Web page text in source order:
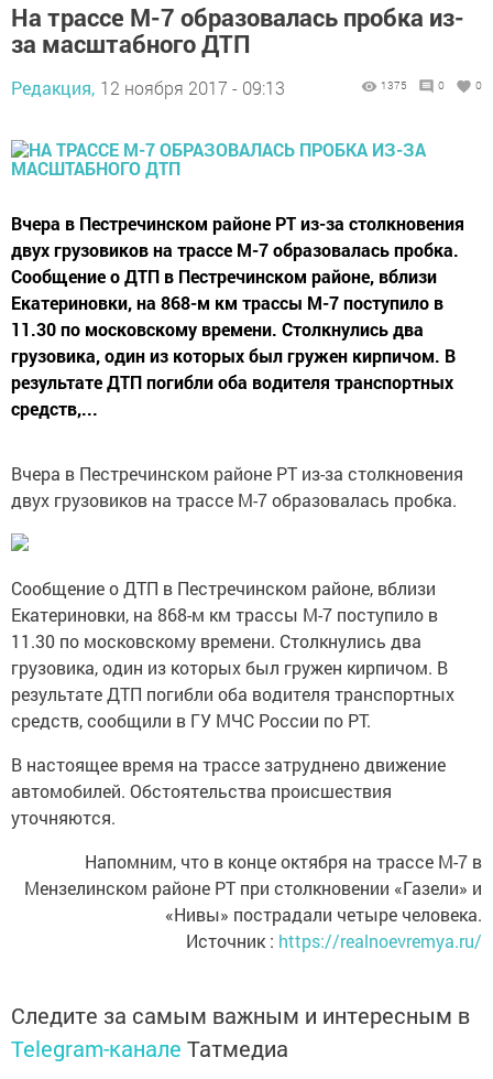
На трассе М-7 образовалась пробка из-
за масштабного ДТП
Редакция, 12 ноября 2017 - 09:13 1375 0 0
Вчера в Пестречинском районе РТ из-за столкновения
двух грузовиков на трассе М-7 образовалась пробка.
Сообщение о ДТП в Пестречинском районе, вблизи
Екатериновки, на 868-м км трассы М-7 поступило в
11.30 по московскому времени. Столкнулись два
грузовика, один из которых был гружен кирпичом. В
результате ДТП погибли оба водителя транспортных
средств,...
Вчера в Пестречинском районе РТ из-за столкновения
двух грузовиков на трассе М-7 образовалась пробка.
Сообщение о ДТП в Пестречинском районе, вблизи
Екатериновки, на 868-м км трассы М-7 поступило в
11.30 по московскому времени. Столкнулись два
грузовика, один из которых был гружен кирпичом. В
результате ДТП погибли оба водителя транспортных
средств, сообщили в ГУ МЧС России по РТ.
В настоящее время на трассе затруднено движение
автомобилей. Обстоятельства происшествия
уточняются.
Напомним, что в конце октября на трассе М-7 в
Мензелинском районе РТ при столкновении «Газели» и
«Нивы» пострадали четыре человека.
Источник : https://realnoevremya.ru/
Следите за самым важным и интересным в
Telegram-канале Татмедиа